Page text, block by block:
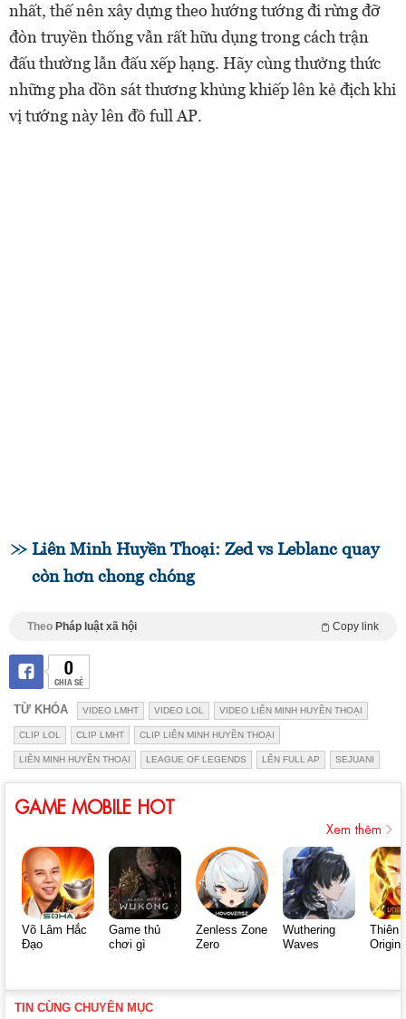
nhất, thế nên xây dựng theo hướng tướng đi rừng đỡ
đòn truyền thống vẫn rất hữu dụng trong cách trận
đấu thường lẫn đấu xếp hạng. Hãy cùng thưởng thức
những pha dồn sát thương khủng khiếp lên kẻ địch khi
vị tướng này lên đồ full AP.
Liên Minh Huyền Thoại: Zed vs Leblanc quay
còn hơn chong chóng
Theo Pháp luật xã hội Copy link
0
CHIA SẺ
TỪ KHÓA VIDEO LMHT VIDEO LOL VIDEO LIÊN MINH HUYỀN THOẠI
CLIP LOL CLIP LMHT CLIP LIÊN MINH HUYỀN THOẠI
LIÊN MINH HUYỀN THOẠI LEAGUE OF LEGENDS LÊN FULL AP SEJUANI
GAME MOBILE HOT
Xem thêm
Võ Lâm Hắc
Đạo
Game thủ
chơi gì
Zenless Zone
Zero
Wuthering
Waves
Thiên
Origin
TIN CÙNG CHUYÊN MỤC